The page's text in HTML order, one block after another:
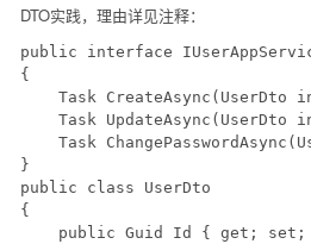
DTO实践，理由详见注释：
public interface
{
Task CreateAsync(UserDto
Task UpdateAsync(UserDto
Task
}
public class UserDto
{
public Guid Id { get; set;